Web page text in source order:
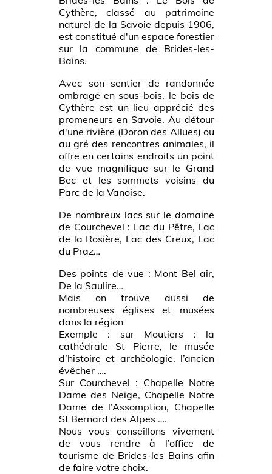
Cythère, classé au patrimoine
naturel de la Savoie depuis 1906,
est constitué d'un espace forestier
sur la commune de Brides-les-
Bains.
Avec son sentier de randonnée
ombragé en sous-bois, le bois de
Cythère est un lieu apprécié des
promeneurs en Savoie. Au détour
d'une rivière (Doron des Allues) ou
au gré des rencontres animales, il
offre en certains endroits un point
de vue magnifique sur le Grand
Bec et les sommets voisins du
Parc de la Vanoise.
De nombreux lacs sur le domaine
de Courchevel : Lac du Pêtre, Lac
de la Rosière, Lac des Creux, Lac
du Praz…
Des points de vue : Mont Bel air,
De la Saulire…
Mais on trouve aussi de
nombreuses églises et musées
dans la région
Exemple : sur Moutiers : la
cathédrale St Pierre, le musée
d’histoire et archéologie, l’ancien
évêcher ….
Sur Courchevel : Chapelle Notre
Dame des Neige, Chapelle Notre
Dame de l’Assomption, Chapelle
St Bernard des Alpes ….
Nous vous conseillons vivement
de vous rendre à l’office de
tourisme de Brides-les Bains afin
de faire votre choix.